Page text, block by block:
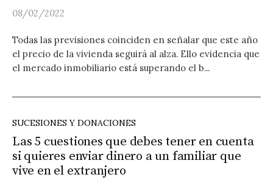
08/02/2022
Todas las previsiones coinciden en señalar que este año
el precio de la vivienda seguirá al alza. Ello evidencia que
el mercado inmobiliario está superando el b...
SUCESIONES Y DONACIONES
Las 5 cuestiones que debes tener en cuenta
si quieres enviar dinero a un familiar que
vive en el extranjero